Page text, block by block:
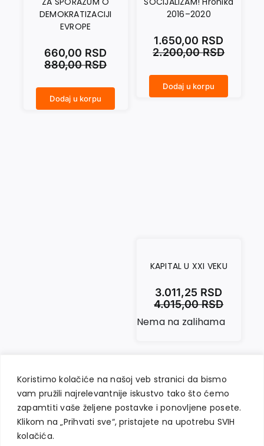
Koristimo kolačiće na našoj veb stranici da bismo
vam pružili najrelevantnije iskustvo tako što ćemo
zapamtiti vaše željene postavke i ponovljene posete.
Klikom na „Prihvati sve“, pristajete na upotrebu SVIH
kolačića.
2016–2020
2.200,00RSD
1.650,00 RSD
Dodaj u korpu
DEMOKRATIZACIJI
EVROPE
880,00RSD
660,00 RSD
Dodaj u korpu
KAPITAL U XXI VEKU
4.015,00RSD
3.011,25 RSD
Nema na zalihama